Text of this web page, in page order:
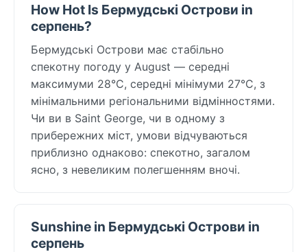
How Hot Is Бермудські Острови in
серпень?
Бермудські Острови має стабільно
спекотну погоду у August — середні
максимуми 28°C, середні мінімуми 27°C, з
мінімальними регіональними відмінностями.
Чи ви в Saint George, чи в одному з
прибережних міст, умови відчуваються
приблизно однаково: спекотно, загалом
ясно, з невеликим полегшенням вночі.
Sunshine in Бермудські Острови in
серпень